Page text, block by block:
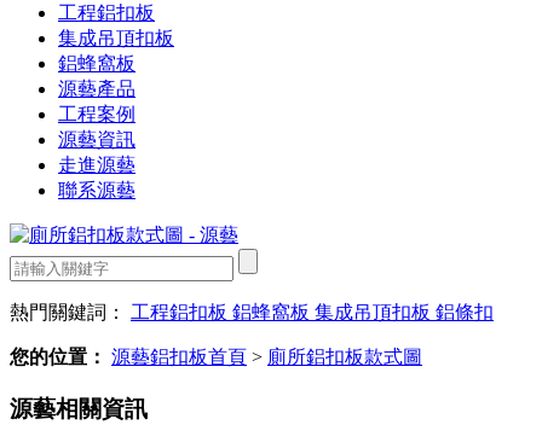
工程鋁扣板
集成吊頂扣板
鋁蜂窩板
源藝產品
工程案例
源藝資訊
走進源藝
聯系源藝
熱門關鍵詞： 工程鋁扣板 鋁蜂窩板 集成吊頂扣板 鋁條扣
您的位置： 源藝鋁扣板首頁 > 廁所鋁扣板款式圖
源藝相關資訊